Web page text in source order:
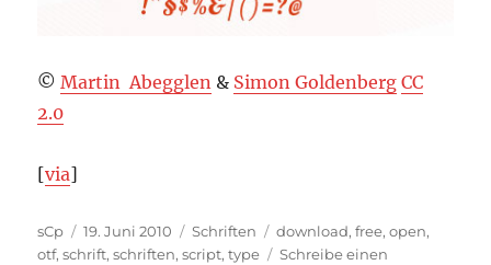
©Martin Abegglen & Simon Goldenberg CC
2.0
[via]
Autor
sCp
Veröffentlicht
am
19. Juni 2010 Kategorien
Schriften Schlagwörter
download,free,open,
otf,schrift,schriften,script,type
Schreibe einen